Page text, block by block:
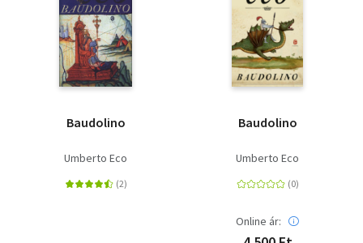
Baudolino
Umberto Eco
Baudolino
Umberto Eco
Online ár: